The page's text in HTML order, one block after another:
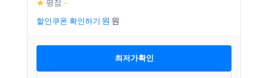
할인쿠폰 확인하기
최저가확인